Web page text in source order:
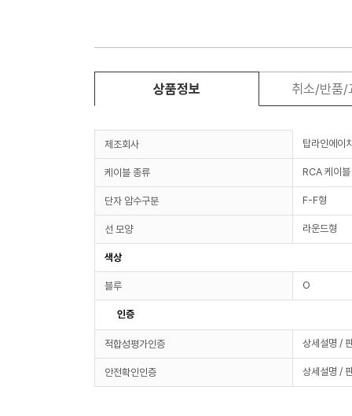
상품정보 취소/반품/
제조회사 탑라인에이
케이블 종류 RCA 케이블
단자 암수구분 F-F형
선 모양 라운드형
색상
블루 O
인증
적합성평가인증 상세설명 /
안전확인인증 상세설명 /